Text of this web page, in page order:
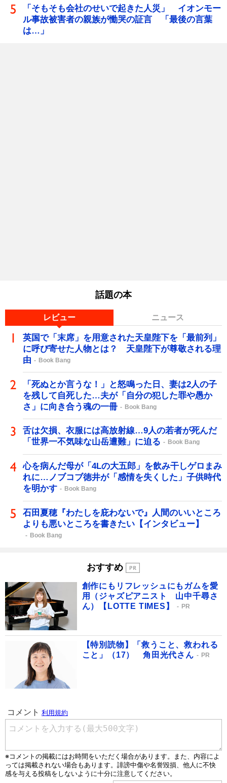
「そもそも会社のせいで起きた人災」 イオンモー
ル事故被害者の親族が慟哭の証言 「最後の言葉
は…」
話題の本
レビュー ニュース
英国で「末席」を用意された天皇陛下を「最前列」
に呼び寄せた人物とは？ 天皇陛下が尊敬される理
由
Book Bang
「死ぬとか言うな！」と怒鳴った日、妻は2人の子
を残して自死した…夫が「自分の犯した罪や愚か
さ」に向き合う魂の一冊
Book Bang
舌は欠損、衣服には高放射線…9人の若者が死んだ
「世界一不気味な山岳遭難」に迫る
Book Bang
心を病んだ母が「4Lの大五郎」を飲み干しゲロまみ
れに…ノブコブ徳井が「感情を失くした」子供時代
を明かす
Book Bang
石田夏穂『わたしを庇わないで』人間のいいところ
よりも悪いところを書きたい【インタビュー】
Book Bang
おすすめ
創作にもリフレッシュにもガムを愛
用（ジャズピアニスト 山中千尋さ
ん）【LOTTE TIMES】
PR
【特別読物】「救うこと、救われる
こと」（17） 角田光代さん
PR